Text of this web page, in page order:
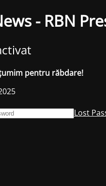
- RBN
pentru răbdare!
Lost